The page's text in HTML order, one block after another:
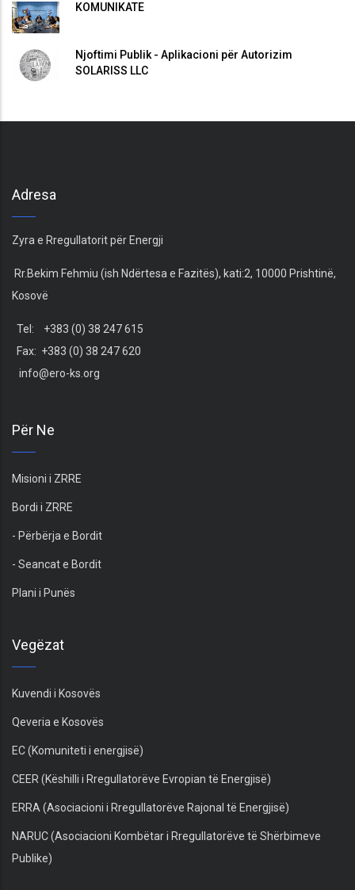
KOMUNIKATË
Njoftimi Publik - Aplikacioni për Autorizim
SOLARISS LLC
Adresa
Zyra e Rregullatorit për Energji
Rr.Bekim Fehmiu (ish Ndërtesa e Fazitës), kati:2, 10000 Prishtinë,
Kosovë
Tel: +383 (0) 38 247 615
Fax: +383 (0) 38 247 620
info@ero-ks.org
Për Ne
Misioni i ZRRE
Bordi i ZRRE
- Përbërja e Bordit
- Seancat e Bordit
Plani i Punës
Vegëzat
Kuvendi i Kosovës
Qeveria e Kosovës
EC (Komuniteti i energjisë)
CEER (Këshilli i Rregullatorëve Evropian të Energjisë)
ERRA (Asociacioni i Rregullatorëve Rajonal të Energjisë)
NARUC (Asociacioni Kombëtar i Rregullatorëve të Shërbimeve
Publike)